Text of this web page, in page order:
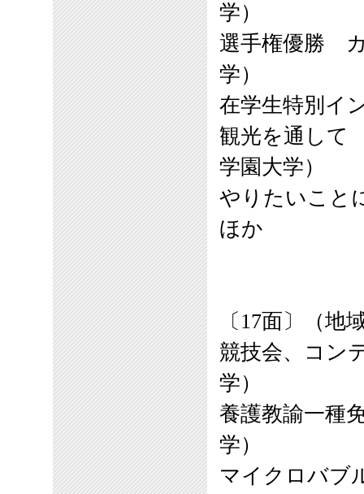
学）
選手権優勝
学）
在学生特別イ
観光を通して
学園大学）
やりたいこと
ほか
〔17面〕（地
競技会、コン
学）
養護教諭一種
学）
マイクロバブ